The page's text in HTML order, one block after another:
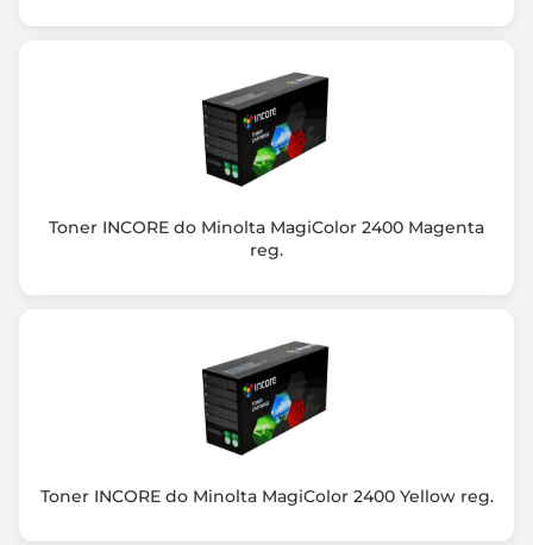
Toner INCORE do Minolta MagiColor 2400 Magenta
reg.
Toner INCORE do Minolta MagiColor 2400 Yellow reg.